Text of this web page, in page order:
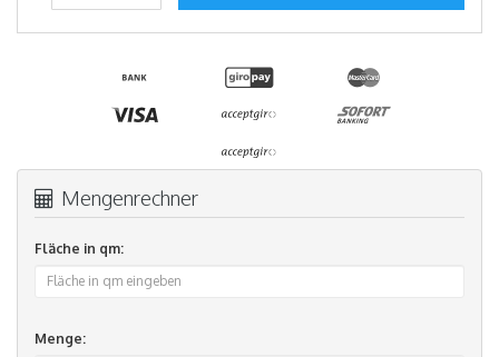
Mengenrechner
Fläche in qm:
Menge: